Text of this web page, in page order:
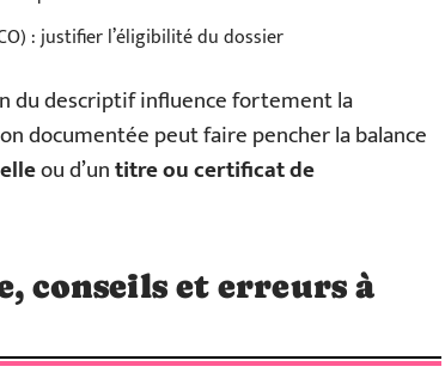
: justifier l’éligibilité du dossier
du descriptif influence fortement la
documentée peut faire pencher la balance
ou d’untitre ou certificat de
conseils et erreurs à